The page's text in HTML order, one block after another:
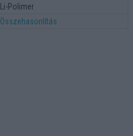
Li-Polimer
Összehasonlítás